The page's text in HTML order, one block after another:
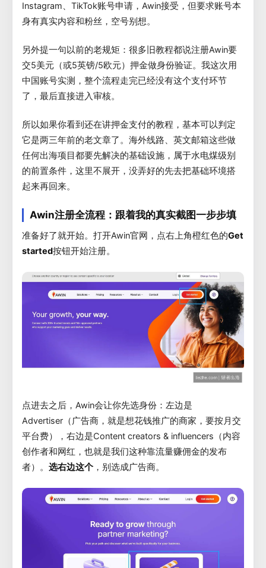
Instagram、TikTok账号申请，Awin接受，但要求账号本
身有真实内容和粉丝，空号别想。
另外提一句以前的老规矩：很多旧教程都说注册Awin要
交5美元（或5英镑/5欧元）押金做身份验证。我这次用
中国账号实测，整个流程走完已经没有这个支付环节
了，最后直接进入审核。
所以如果你看到还在讲押金支付的教程，基本可以判定
它是两三年前的老文章了。海外线路、英文邮箱这些做
任何出海项目都要先解决的基础设施，属于水电煤级别
的前置条件，这里不展开，没弄好的先去把基础环境搭
起来再回来。
Awin注册全流程：跟着我的真实截图一步步填
准备好了就开始。打开Awin官网，点右上角橙红色的Get
started按钮开始注册。
点进去之后，Awin会让你先选身份：左边是
Advertiser（广告商，就是想花钱推广的商家，要按月交
平台费），右边是Content creators & influencers（内容
创作者和网红，也就是我们这种靠流量赚佣金的发布
者）。 选右边这个，别选成广告商。